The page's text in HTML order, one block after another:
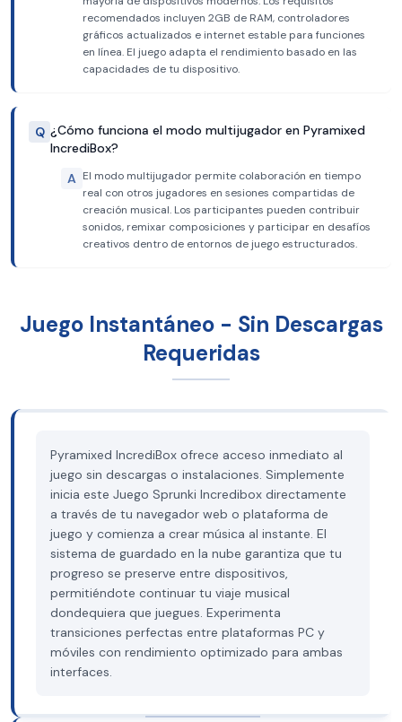
recomendados incluyen 2GB de RAM, controladores
gráficos actualizados e internet estable para funciones
en línea. El juego adapta el rendimiento basado en las
capacidades de tu dispositivo.
Q ¿Cómo funciona el modo multijugador en Pyramixed
IncrediBox?
A El modo multijugador permite colaboración en tiempo
real con otros jugadores en sesiones compartidas de
creación musical. Los participantes pueden contribuir
sonidos, remixar composiciones y participar en desafíos
creativos dentro de entornos de juego estructurados.
Juego Instantáneo - Sin Descargas
Requeridas
Pyramixed IncrediBox ofrece acceso inmediato al
juego sin descargas o instalaciones. Simplemente
inicia este Juego Sprunki Incredibox directamente
a través de tu navegador web o plataforma de
juego y comienza a crear música al instante. El
sistema de guardado en la nube garantiza que tu
progreso se preserve entre dispositivos,
permitiéndote continuar tu viaje musical
dondequiera que juegues. Experimenta
transiciones perfectas entre plataformas PC y
móviles con rendimiento optimizado para ambas
interfaces.